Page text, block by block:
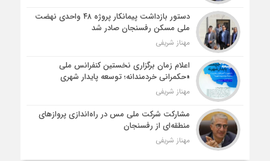
دستور بازداشت پیمانکار پروژه ۴۸ واحدی نهضت
ملی مسکن رفسنجان صادر شد
مهناز شریفی
اعلام زمان برگزاری نخستین کنفرانس ملی
«حکمرانی خردمندانه؛ توسعه پایدار شهری
مهناز شریفی
مشارکت شرکت ملی مس در راه‌اندازی پروازهای
منطقه‌ای از رفسنجان
مهناز شریفی